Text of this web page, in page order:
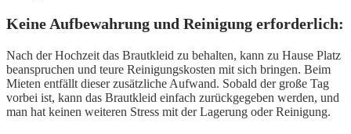
Keine Aufbewahrung und Reinigung erforderlich:
Nach der Hochzeit das Brautkleid zu behalten, kann zu Hause Platz
beanspruchen und teure Reinigungskosten mit sich bringen. Beim
Mieten entfällt dieser zusätzliche Aufwand. Sobald der große Tag
vorbei ist, kann das Brautkleid einfach zurückgegeben werden, und
man hat keinen weiteren Stress mit der Lagerung oder Reinigung.